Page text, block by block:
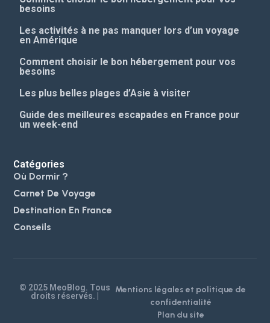
besoins
Les activités à ne pas manquer lors d’un voyage
en Amérique
Comment choisir le bon hébergement pour vos
besoins
Les plus belles plages d’Asie à visiter
Guide des meilleures escapades en France pour
un week-end
Catégories
Où Dormir ?
Carnet De Voyage
Destination En France
Conseils
© 2025 MeoBlog. Tous
droits réservés. |
Mentions légales et politique de
confidentialité
Plan du site